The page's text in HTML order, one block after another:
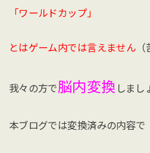
「ワールドカップ」
とはゲーム内では言えません
我々の方で脳内変換 しまし
本ブログでは変換済みの内容で